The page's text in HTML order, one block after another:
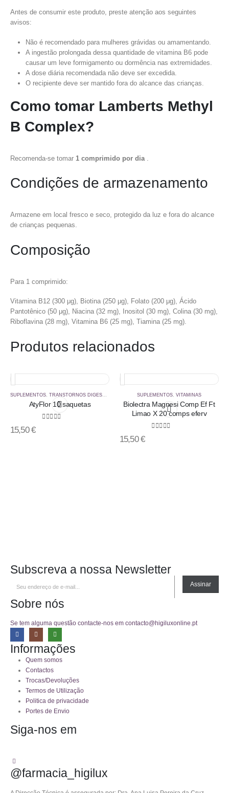
Antes de consumir este produto, preste atenção aos seguintes
avisos:
Não é recomendado para mulheres grávidas ou amamentando.
A ingestão prolongada dessa quantidade de vitamina B6 pode
causar um leve formigamento ou dormência nas extremidades.
A dose diária recomendada não deve ser excedida.
O recipiente deve ser mantido fora do alcance das crianças.
Como tomar Lamberts Methyl
B Complex?
Recomenda-se tomar 1 comprimido por dia
Condições de armazenamento
Armazene em local fresco e seco, protegido da luz e fora do alcance
de crianças pequenas.
Composição
Para 1 comprimido:
Vitamina B12 (300 μg), Biotina (250 μg), Folato (200 μg), Ácido
Pantotênico (50 μg), Niacina (32 mg), Inositol (30 mg), Colina (30 mg),
Riboflavina (28 mg), Vitamina B6 (25 mg), Tiamina (25 mg).
Produtos relacionados
SUPLEMENTOS TRANSTORNOS DIGESTIVOS
AtyFlor 10 saquetas
15,50€
SUPLEMENTOS VITAMINAS
Biolectra Magnesi Comp Ef Ft
Limao X 20 comps eferv
15,50€
Subscreva a nossa Newsletter
Assinar
Sobre nós
Se tem alguma questão contacte-nos em contacto@higiluxonline.pt
Informações
Quem somos
Contactos
Trocas/Devoluções
Termos de Utilização
Politica de privacidade
Portes de Envio
Siga-nos em
@farmacia_higilux